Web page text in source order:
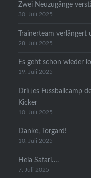
Zwei Neuzugänge
30. Juli 2025
Trainerteam verlängert
28. Juli 2025
Es geht schon wieder
19. Juli 2025
Drittes Fussballcamp
Kicker
10. Juli 2025
Danke, Torgard!
10. Juli 2025
Heia Safari….
7. Juli 2025